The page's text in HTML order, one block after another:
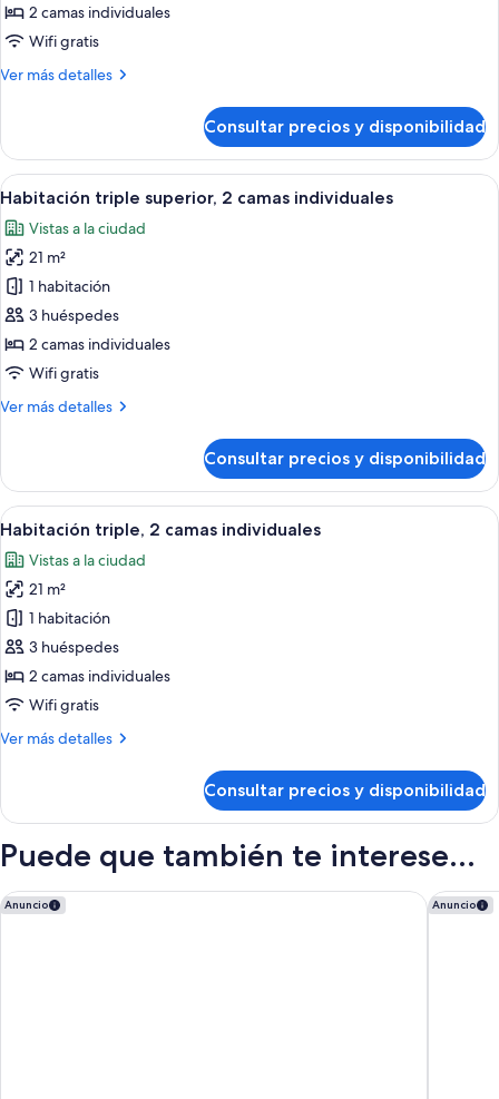
con
2
individuales,
individuales
2 camas individuales
Wifi gratis
Ver más detalles
Más
con
camas
2
camas
individuales
Consultar precios y disponibilidad
Abrir
todas
las
fotos
de
Habitación
triple
superior,
camas
Una habitación de hotel moderna
6
Habitación triple superior, 2 camas individuales
Vistas a la ciudad
21 m²
1 habitación
3 huéspedes
2 camas individuales
Wifi gratis
Ver más detalles
Más
triple
superior,
2
individuales
Consultar precios y disponibilidad
Abrir
todas
las
fotos
de
Habitación
triple,
2
individuales
Habitación de hotel con dos camas,
4
Habitación triple, 2 camas individuales
Vistas a la ciudad
21 m²
1 habitación
3 huéspedes
2 camas individuales
Wifi gratis
Ver más detalles
Más
triple,
camas
Consultar precios y disponibilidad
Puede que también te interese...
Anuncio
Oriental Hotel Kyoto Rokujo Anuncio